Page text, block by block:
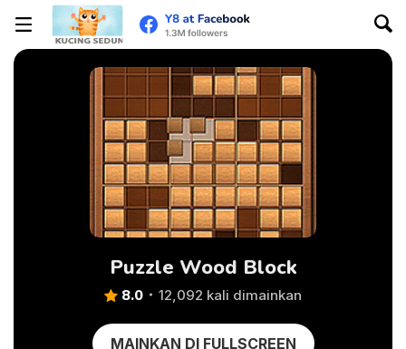
Puzzle Wood Block
8.0 12,092 kali dimainkan
MAINKAN DI FULLSCREEN